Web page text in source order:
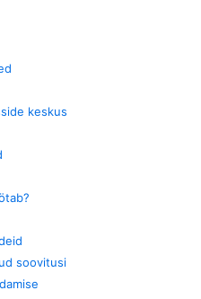
keskus
soovitusi